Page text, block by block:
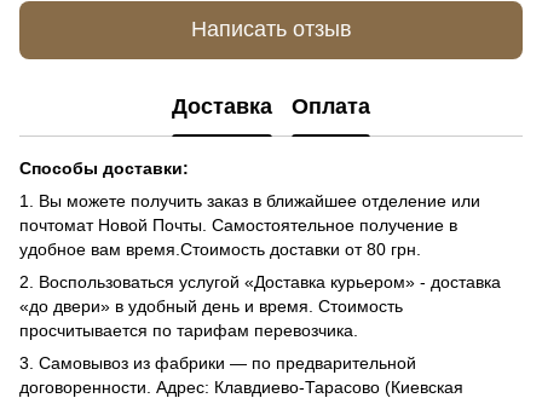
Написать отзыв
Доставка Оплата
Способы доставки:
1. Вы можете получить заказ в ближайшее отделение или
почтомат Новой Почты. Самостоятельное получение в
удобное вам время.Стоимость доставки от 80 грн.
2. Воспользоваться услугой «Доставка курьером» - доставка
«до двери» в удобный день и время. Стоимость
просчитывается по тарифам перевозчика.
3. Самовывоз из фабрики — по предварительной
договоренности. Адрес: Клавдиево-Тарасово (Киевская